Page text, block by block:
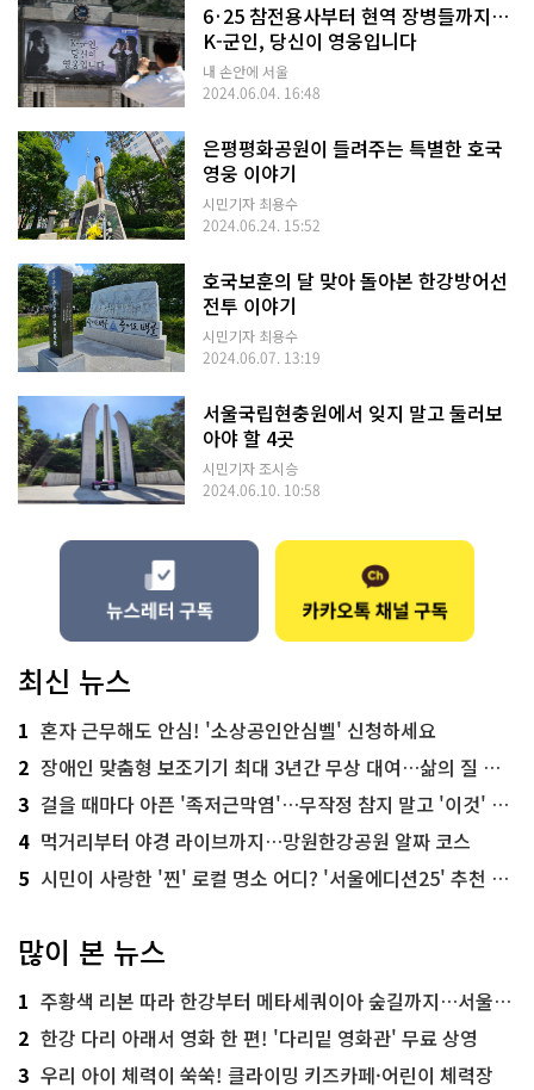
6·25 참전용사부터 현역 장병들까지…
K-군인, 당신이 영웅입니다
내 손안에 서울
2024.06.04. 16:48
은평평화공원이 들려주는 특별한 호국
영웅 이야기
시민기자 최용수
2024.06.24. 15:52
호국보훈의 달 맞아 돌아본 한강방어선
전투 이야기
시민기자 최용수
2024.06.07. 13:19
서울국립현충원에서 잊지 말고 둘러보
아야 할 4곳
시민기자 조시승
2024.06.10. 10:58
최신 뉴스
1 혼자 근무해도 안심! '소상공인안심벨' 신청하세요
2 장애인 맞춤형 보조기기 최대 3년간 무상 대여…삶의 질 높인다
3 걸을 때마다 아픈 '족저근막염'…무작정 참지 말고 '이것' 해보세요!
4 먹거리부터 야경 라이브까지…망원한강공원 알짜 코스
5 시민이 사랑한 '찐' 로컬 명소 어디? '서울에디션25' 추천 코스
많이 본 뉴스
1 주황색 리본 따라 한강부터 메타세쿼이아 숲길까지…서울둘레길 15코스
2 한강 다리 아래서 영화 한 편! '다리밑 영화관' 무료 상영
3 우리 아이 체력이 쑥쑥! 클라이밍 키즈카페·어린이 체력장